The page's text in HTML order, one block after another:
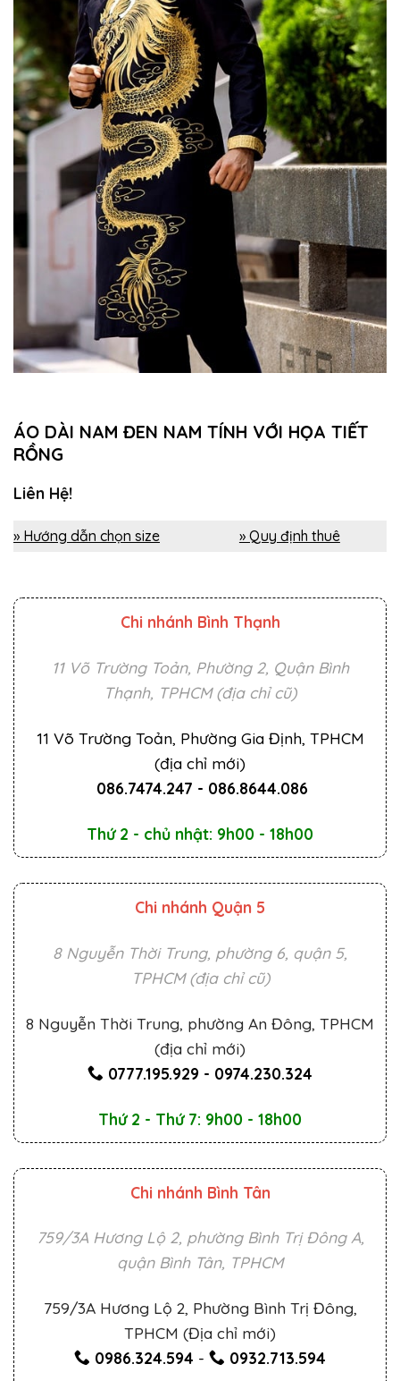
ÁO DÀI NAM ĐEN NAM TÍNH VỚI HỌA TIẾT
RỒNG
Liên Hệ!
» Hướng dẫn chọn size » Quy định thuê
Chi nhánh Bình Thạnh
11 Võ Trường Toản, Phường 2, Quận Bình
Thạnh, TPHCM (địa chỉ cũ)
11 Võ Trường Toản, Phường Gia Định, TPHCM
(địa chỉ mới)
086.7474.247 - 086.8644.086
Thứ 2 - chủ nhật: 9h00 - 18h00
Chi nhánh Quận 5
8 Nguyễn Thời Trung, phường 6, quận 5,
TPHCM (địa chỉ cũ)
8 Nguyễn Thời Trung, phường An Đông, TPHCM
(địa chỉ mới)
0777.195.929 - 0974.230.324
Thứ 2 - Thứ 7: 9h00 - 18h00
Chi nhánh Bình Tân
759/3A Hương Lộ 2, phường Bình Trị Đông A,
quận Bình Tân, TPHCM
759/3A Hương Lộ 2, Phường Bình Trị Đông,
TPHCM (Địa chỉ mới)
0986.324.594 - 0932.713.594